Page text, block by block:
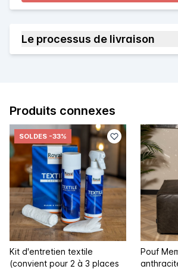
Le processus de livraison
Produits connexes
SOLDES -33%
Kit d'entretien textile
(convient pour 2 à 3 places
Pouf